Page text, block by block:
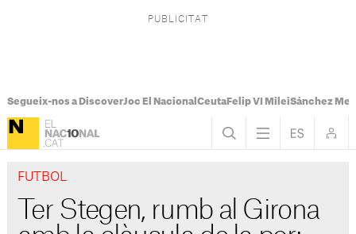
Segueix-nos a DiscoverJoc El Nacional CeutaFelip VI MileiSánchez
FUTBOL
Ter Stegen, rumb al Girona